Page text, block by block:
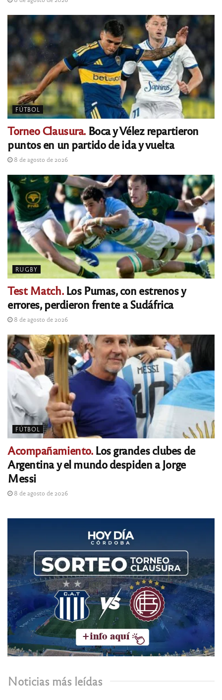
FÚTBOL
Torneo Clausura.Boca y Vélez repartieron
puntos en un partido de ida y vuelta
8 de agosto de 2026
RUGBY
Test Match.Los Pumas, con estrenos y
errores, perdieron frente a Sudáfrica
8 de agosto de 2026
FÚTBOL
Acompañamiento.Los grandes clubes de
Argentina y el mundo despiden a Jorge
Messi
8 de agosto de 2026
Noticias más leídas